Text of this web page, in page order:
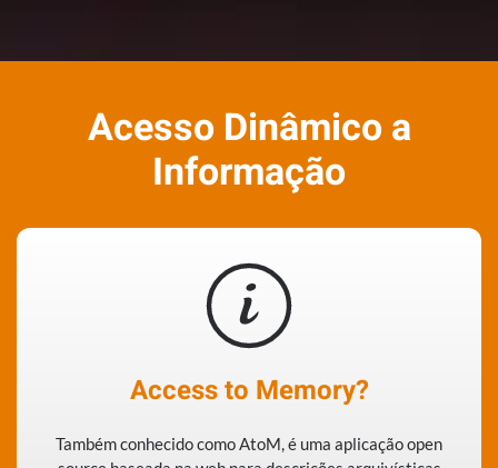
Acesso Dinâmico a
Informação
Access to Memory?
Também conhecido como AtoM, é uma aplicação open